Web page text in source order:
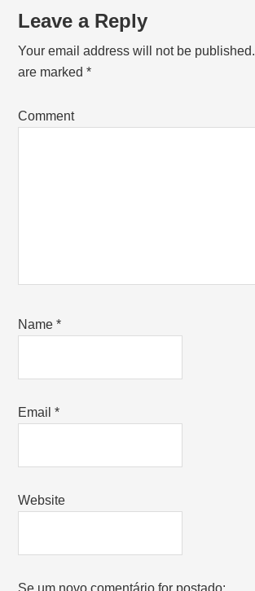
Reader
Interactions
Leave a Reply
Your email address will not be published.
are marked*
Comment
Name*
Email*
Website